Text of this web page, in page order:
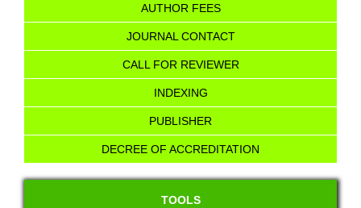
AUTHOR FEES
JOURNAL CONTACT
CALL FOR REVIEWER
INDEXING
PUBLISHER
DECREE OF ACCREDITATION
TOOLS